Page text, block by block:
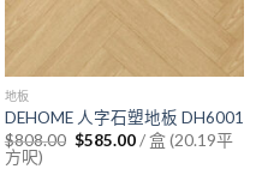
地板
DEHOME 人字石塑地板 DH6001
$808.00 Original
price
$585.00Current
price
/ 盒 (20.19平
方呎)